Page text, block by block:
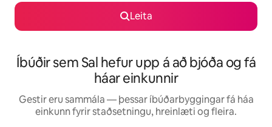
Leita
Íbúðir sem Sal hefur upp á að bjóða og fá
háar einkunnir
Gestir eru sammála — þessar íbúðarbyggingar fá háa
einkunn fyrir staðsetningu, hreinlæti og fleira.